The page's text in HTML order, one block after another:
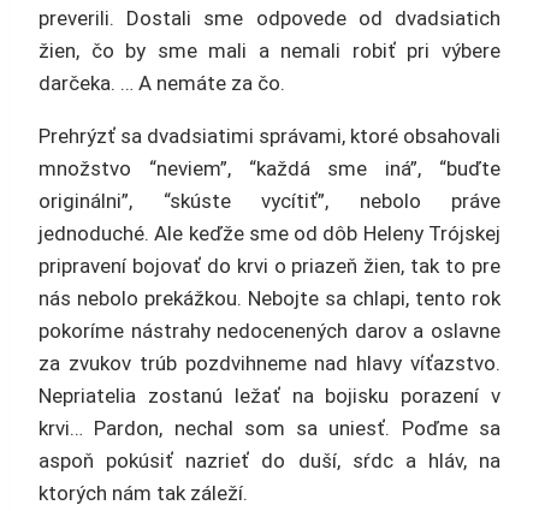
preverili. Dostali sme odpovede od dvadsiatich
žien, čo by sme mali a nemali robiť pri výbere
darčeka. … A nemáte za čo.
Prehrýzť sa dvadsiatimi správami, ktoré obsahovali
množstvo “neviem”, “každá sme iná”, “buďte
originálni”, “skúste vycítiť”, nebolo práve
jednoduché. Ale keďže sme od dôb Heleny Trójskej
pripravení bojovať do krvi o priazeň žien, tak to pre
nás nebolo prekážkou. Nebojte sa chlapi, tento rok
pokoríme nástrahy nedocenených darov a oslavne
za zvukov trúb pozdvihneme nad hlavy víťazstvo.
Nepriatelia zostanú ležať na bojisku porazení v
krvi… Pardon, nechal som sa uniesť. Poďme sa
aspoň pokúsiť nazrieť do duší, sŕdc a hláv, na
ktorých nám tak záleží.